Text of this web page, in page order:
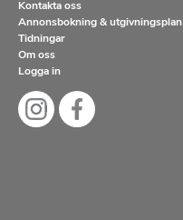
Kontakta oss
Annonsbokning & utgivningsplan
Tidningar
Om oss
Logga in